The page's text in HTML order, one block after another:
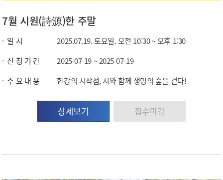
7월 시원(詩源)한 주말
일 시
2025.07.19. 토요일. 오전 10:30 ~ 오후 1:30
신 청 기 간
2025-07-19 ~ 2025-07-19
주 요 내 용
한강의 시작점, 시와 함께 생명의 숲을 걷다!
상세보기